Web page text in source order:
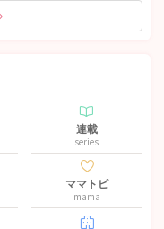
連載
series
ママトピ
mama